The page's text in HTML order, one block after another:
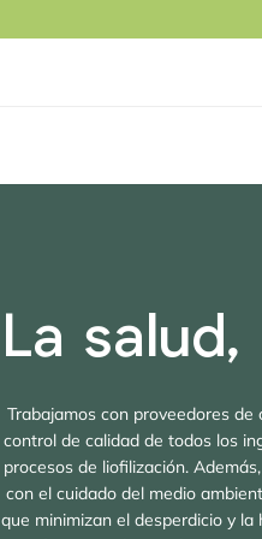
La
Trabajamos con proveedores
control de calidad de todos los
procesos de liofilización.
con el cuidado del medio
que minimizan el desperdicio y